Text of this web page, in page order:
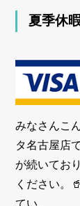
夏季休
みなさんこ
タ名古屋店
が続いてお
ください。